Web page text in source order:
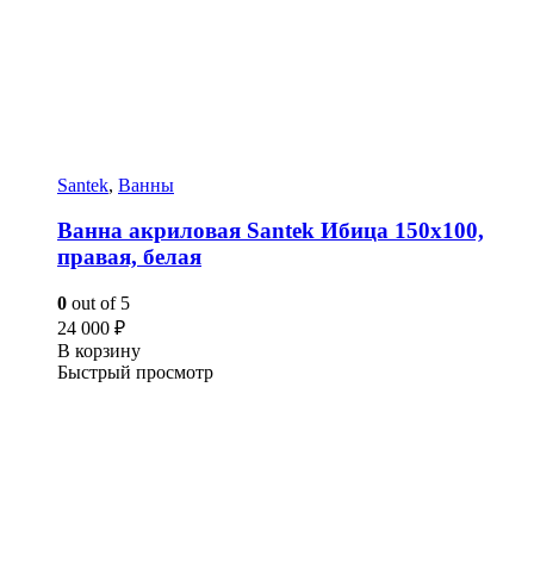
Santek, Ванны
Ванна акриловая Santek Ибица 150х100,
правая, белая
0 out of 5
24 000 ₽
В корзину
Быстрый просмотр